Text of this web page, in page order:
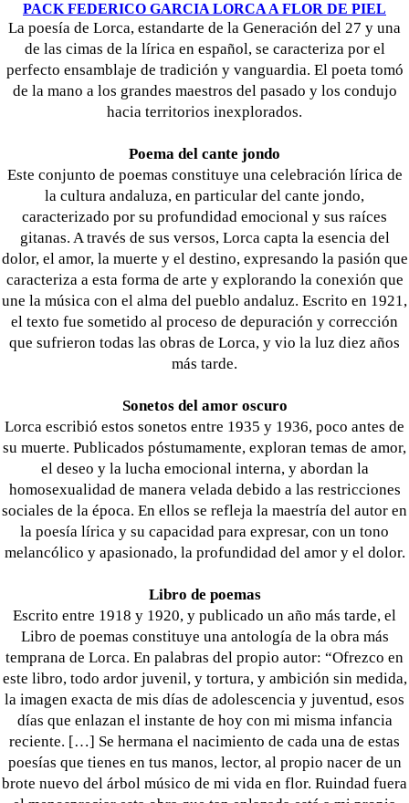
PACK FEDERICO GARCIA LORCA A FLOR DE PIEL
La poesía de Lorca, estandarte de la Generación del 27 y una
de las cimas de la lírica en español, se caracteriza por el
perfecto ensamblaje de tradición y vanguardia. El poeta tomó
de la mano a los grandes maestros del pasado y los condujo
hacia territorios inexplorados.
Poema del cante jondo
Este conjunto de poemas constituye una celebración lírica de
la cultura andaluza, en particular del cante jondo,
caracterizado por su profundidad emocional y sus raíces
gitanas. A través de sus versos, Lorca capta la esencia del
dolor, el amor, la muerte y el destino, expresando la pasión que
caracteriza a esta forma de arte y explorando la conexión que
une la música con el alma del pueblo andaluz. Escrito en 1921,
el texto fue sometido al proceso de depuración y corrección
que sufrieron todas las obras de Lorca, y vio la luz diez años
más tarde.
Sonetos del amor oscuro
Lorca escribió estos sonetos entre 1935 y 1936, poco antes de
su muerte. Publicados póstumamente, exploran temas de amor,
el deseo y la lucha emocional interna, y abordan la
homosexualidad de manera velada debido a las restricciones
sociales de la época. En ellos se refleja la maestría del autor en
la poesía lírica y su capacidad para expresar, con un tono
melancólico y apasionado, la profundidad del amor y el dolor.
Libro de poemas
Escrito entre 1918 y 1920, y publicado un año más tarde, el
Libro de poemas constituye una antología de la obra más
temprana de Lorca. En palabras del propio autor: “Ofrezco en
este libro, todo ardor juvenil, y tortura, y ambición sin medida,
la imagen exacta de mis días de adolescencia y juventud, esos
días que enlazan el instante de hoy con mi misma infancia
reciente. […] Se hermana el nacimiento de cada una de estas
poesías que tienes en tus manos, lector, al propio nacer de un
brote nuevo del árbol músico de mi vida en flor. Ruindad fuera